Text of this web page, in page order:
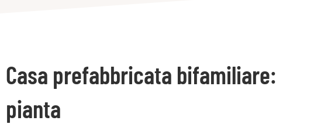
Casa prefabbricata bifamiliare:
pianta